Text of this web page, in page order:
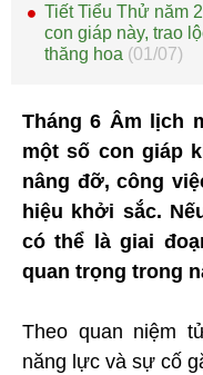
Tiết Tiểu Thử năm
con giáp này, trao
thăng hoa (01/07)
Tháng 6 Âm lịch
một số con giáp
nâng đỡ, công
hiệu khởi sắc.
có thể là giai
quan trọng trong
Theo quan niệm
năng lực và sự cố